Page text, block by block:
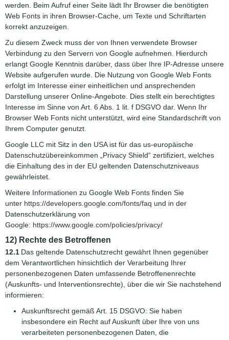
werden. Beim Aufruf einer Seite lädt Ihr Browser die benötigten
Web Fonts in ihren Browser-Cache, um Texte und Schriftarten
korrekt anzuzeigen.
Zu diesem Zweck muss der von Ihnen verwendete Browser
Verbindung zu den Servern von Google aufnehmen. Hierdurch
erlangt Google Kenntnis darüber, dass über Ihre IP-Adresse unsere
Website aufgerufen wurde. Die Nutzung von Google Web Fonts
erfolgt im Interesse einer einheitlichen und ansprechenden
Darstellung unserer Online-Angebote. Dies stellt ein berechtigtes
Interesse im Sinne von Art. 6 Abs. 1 lit. f DSGVO dar. Wenn Ihr
Browser Web Fonts nicht unterstützt, wird eine Standardschrift von
Ihrem Computer genutzt.
Google LLC mit Sitz in den USA ist für das us-europäische
Datenschutzübereinkommen „Privacy Shield“ zertifiziert, welches
die Einhaltung des in der EU geltenden Datenschutzniveaus
gewährleistet.
Weitere Informationen zu Google Web Fonts finden Sie
unter https://developers.google.com/fonts/faq und in der
Datenschutzerklärung von
Google: https://www.google.com/policies/privacy/
12) Rechte des Betroffenen
12.1 Das geltende Datenschutzrecht gewährt Ihnen gegenüber
dem Verantwortlichen hinsichtlich der Verarbeitung Ihrer
personenbezogenen Daten umfassende Betroffenenrechte
(Auskunfts- und Interventionsrechte), über die wir Sie nachstehend
informieren:
Auskunftsrecht gemäß Art. 15 DSGVO: Sie haben
insbesondere ein Recht auf Auskunft über Ihre von uns
verarbeiteten personenbezogenen Daten, die